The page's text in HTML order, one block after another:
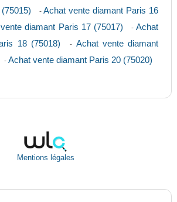
-Achat vente diamant Paris 16
diamant Paris 17 (75017) -Achat
18 (75018)
- Achat vente diamant
-Achat vente diamant Paris 20 (75020)
Mentions légales